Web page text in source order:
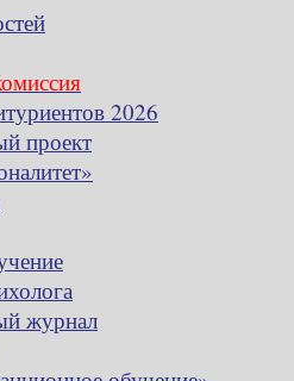
2026
проект
журнал